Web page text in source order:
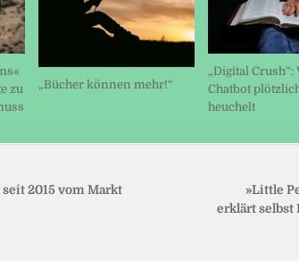
zu
„Bücher können mehr!“
„Digital Crush“:
Chatbot
heuchelt
»Little
erklärt selbst
2015 vom Markt